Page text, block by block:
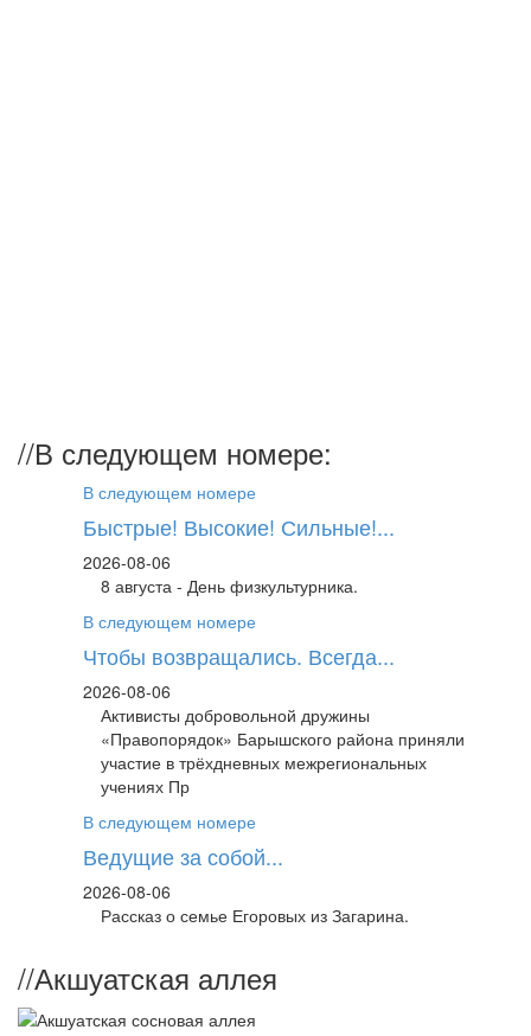
//В следующем номере:
В следующем номере
Быстрые! Высокие! Сильные!...
2026-08-06
8 августа - День физкультурника.
В следующем номере
Чтобы возвращались. Всегда...
2026-08-06
Активисты добровольной дружины
«Правопорядок» Барышского района приняли
участие в трёхдневных межрегиональных
учениях Пр
В следующем номере
Ведущие за собой...
2026-08-06
Рассказ о семье Егоровых из Загарина.
//Акшуатская аллея